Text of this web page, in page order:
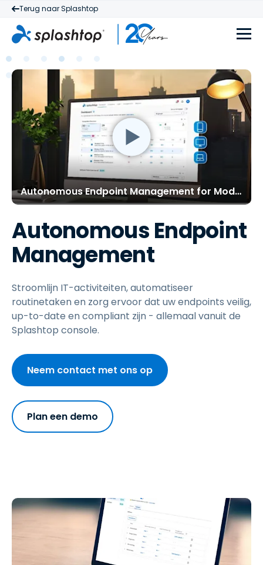
Terug naar Splashtop
Autonomous Endpoint Management for Modern IT
Autonomous Endpoint
Management
Stroomlijn IT-activiteiten, automatiseer
routinetaken en zorg ervoor dat uw endpoints veilig,
up-to-date en compliant zijn - allemaal vanuit de
Splashtop console.
Neem contact met ons op
Plan een demo